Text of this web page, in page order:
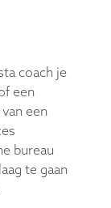
coach je
een
een
bureau
te gaan